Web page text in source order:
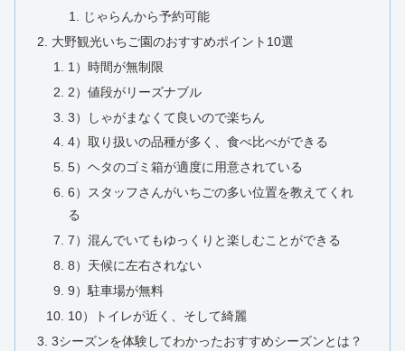
じゃらんから予約可能
大野観光いちご園のおすすめポイント10選
1）時間が無制限
2）値段がリーズナブル
3）しゃがまなくて良いので楽ちん
4）取り扱いの品種が多く、食べ比べができる
5）ヘタのゴミ箱が適度に用意されている
6）スタッフさんがいちごの多い位置を教えてくれ
る
7）混んでいてもゆっくりと楽しむことができる
8）天候に左右されない
9）駐車場が無料
10）トイレが近く、そして綺麗
3シーズンを体験してわかったおすすめシーズンとは？